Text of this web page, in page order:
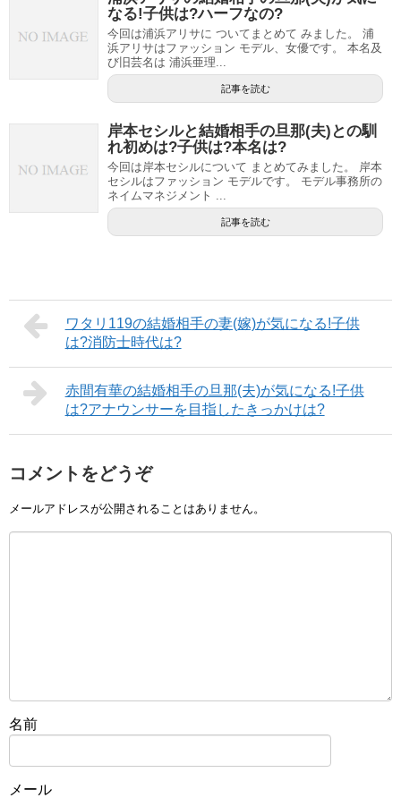
なる!子供は?ハーフなの?
今回は浦浜アリサに ついてまとめて みました。 浦
浜アリサはファッション モデル、女優です。 本名及
び旧芸名は 浦浜亜理...
記事を読む
岸本セシルと結婚相手の旦那(夫)との馴
れ初めは?子供は?本名は?
今回は岸本セシルについて まとめてみました。 岸本
セシルはファッション モデルです。 モデル事務所の
ネイムマネジメント ...
記事を読む
ワタリ119の結婚相手の妻(嫁)が気になる!子供
は?消防士時代は?
赤間有華の結婚相手の旦那(夫)が気になる!子供
は?アナウンサーを目指したきっかけは?
コメントをどうぞ
メールアドレスが公開されることはありません。
名前
メール